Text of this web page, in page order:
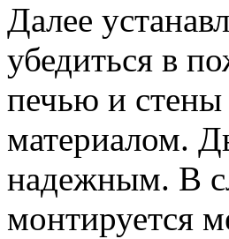
Далее
убедиться в
печью и
материалом.
надежным. В
монтируется